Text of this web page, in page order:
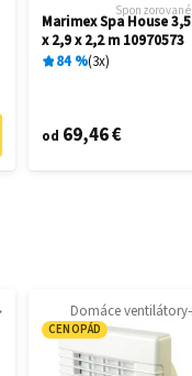
Sponzorované
Marimex Spa House 3,5
x 2,9 x 2,2 m 10970573
84% 3x
od 69,46 €
Domáce ventilátory
CENOPÁD